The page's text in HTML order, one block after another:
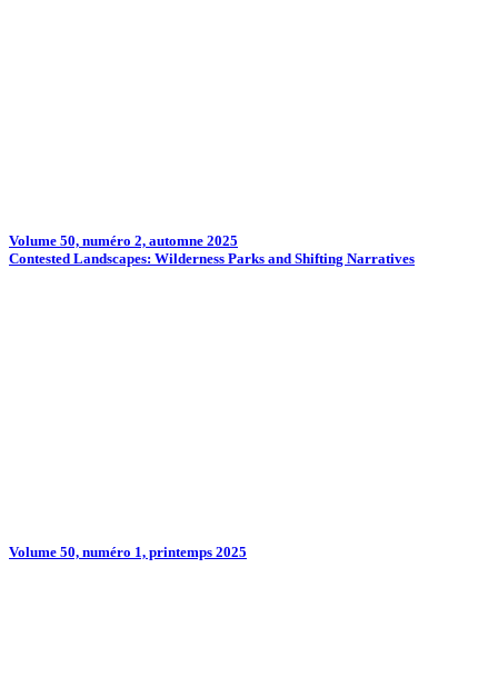
Volume 50, numéro 2, automne 2025
Contested Landscapes: Wilderness Parks and Shifting Narratives
Volume 50, numéro 1, printemps 2025